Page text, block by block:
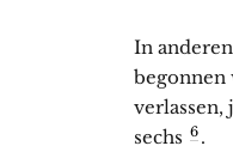
In
begonnen
sechs 6 .